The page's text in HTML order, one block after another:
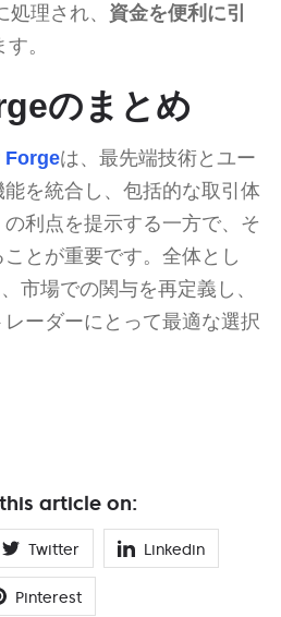
理され、 資金を便利に引
。
のまとめ
Forgeは、最先端技術とユー
を統合し、包括的な取引体
利点を提示する一方で、そ
とが重要です。全体とし
市場での関与を再定義し、
ーダーにとって最適な選択
article on:
Twitter Linkedin
Pinterest